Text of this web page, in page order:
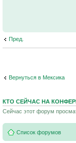
Пред.
Вернуться в Мексика
КТО СЕЙЧАС НА
Сейчас этот форум
Список форумов